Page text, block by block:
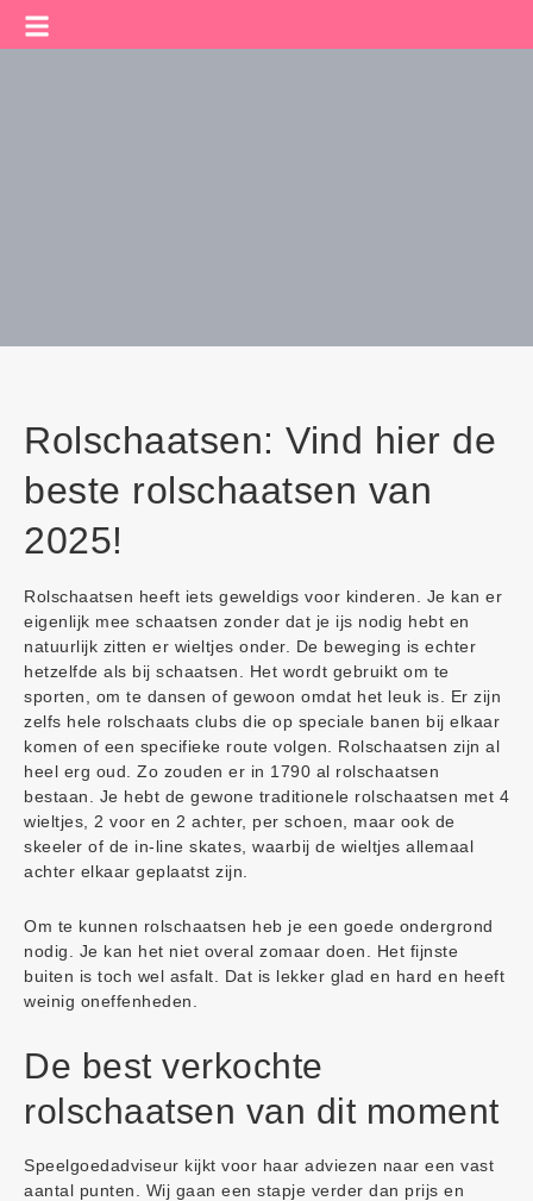
Rolschaatsen: Vind hier de
beste rolschaatsen van
2025!
Rolschaatsen heeft iets geweldigs voor kinderen. Je kan er
eigenlijk mee schaatsen zonder dat je ijs nodig hebt en
natuurlijk zitten er wieltjes onder. De beweging is echter
hetzelfde als bij schaatsen. Het wordt gebruikt om te
sporten, om te dansen of gewoon omdat het leuk is. Er zijn
zelfs hele rolschaats clubs die op speciale banen bij elkaar
komen of een specifieke route volgen. Rolschaatsen zijn al
heel erg oud. Zo zouden er in 1790 al rolschaatsen
bestaan. Je hebt de gewone traditionele rolschaatsen met 4
wieltjes, 2 voor en 2 achter, per schoen, maar ook de
skeeler of de in-line skates, waarbij de wieltjes allemaal
achter elkaar geplaatst zijn.
Om te kunnen rolschaatsen heb je een goede ondergrond
nodig. Je kan het niet overal zomaar doen. Het fijnste
buiten is toch wel asfalt. Dat is lekker glad en hard en heeft
weinig oneffenheden.
De best verkochte
rolschaatsen van dit moment
Speelgoedadviseur kijkt voor haar adviezen naar een vast
aantal punten. Wij gaan een stapje verder dan prijs en